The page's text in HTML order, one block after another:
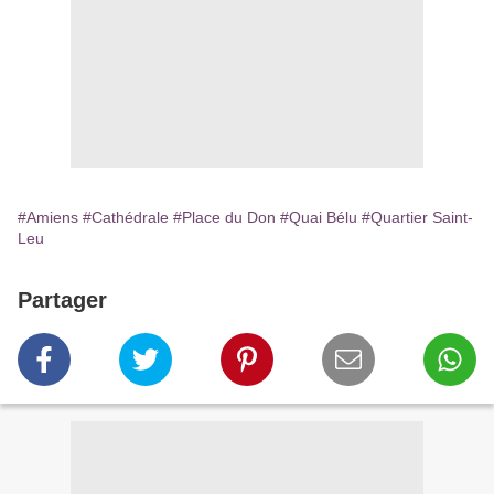
#Amiens #Cathédrale #Place du Don #Quai Bélu #Quartier Saint-
Leu
Partager